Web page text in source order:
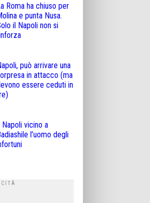
Roma ha chiuso per
e punta Nusa.
il Napoli non si
può arrivare una
in attacco (ma
essere ceduti in
Il Napoli vicino a
l’uomo degli